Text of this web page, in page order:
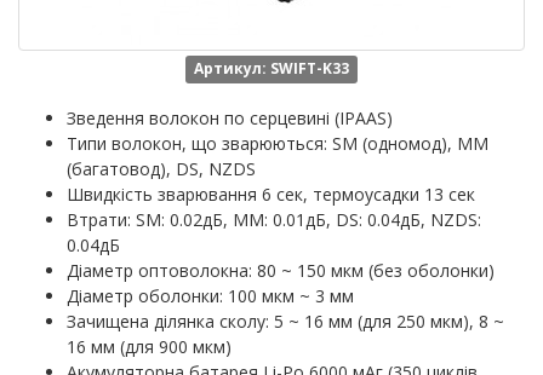
Артикул: SWIFT-K33
Зведення волокон по серцевині (IPAAS)
Типи волокон, що зварюються: SM (одномод), MM
(багатовод), DS, NZDS
Швидкість зварювання 6 сек, термоусадки 13 сек
Втрати: SM: 0.02дБ, MM: 0.01дБ, DS: 0.04дБ, NZDS:
0.04дБ
Діаметр оптоволокна: 80 ~ 150 мкм (без оболонки)
Діаметр оболонки: 100 мкм ~ 3 мм
Зачищена ділянка сколу: 5 ~ 16 мм (для 250 мкм), 8 ~
16 мм (для 900 мкм)